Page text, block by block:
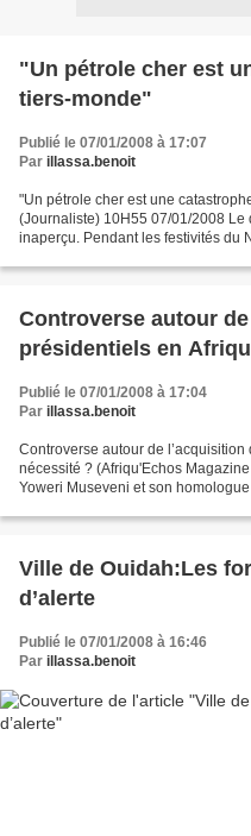
"Un pétrole cher est
tiers-monde"
Publié le 07/01/2008 à 17:07
Par illassa.benoit
"Un pétrole cher est une
(Journaliste) 10H55 07/01/2008
inaperçu. Pendant les festivités du
Controverse autour
présidentiels en
Publié le 07/01/2008 à 17:04
Par illassa.benoit
Controverse autour de
nécessité ? (Afriqu'Echos
Yoweri Museveni et son
Ville de Ouidah:Les
d’alerte
Publié le 07/01/2008 à 16:46
Par illassa.benoit